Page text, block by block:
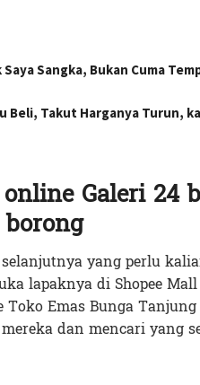
Sangka, Bukan Cuma
Beli, Takut Harganya Turun,
Galeri 24
yang perlu
lapaknya di Shopee
Emas Bunga Tanjung
dan mencari yang